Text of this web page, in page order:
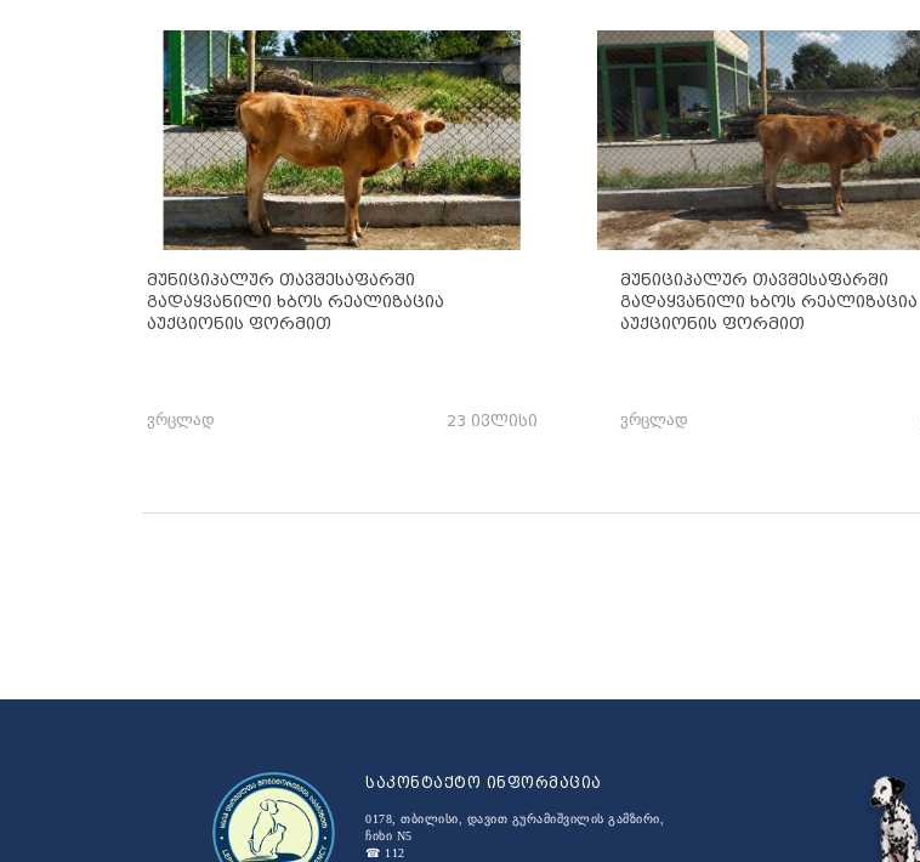
მუნიციპალურ თავშესაფარში
გადაყვანილი ხბოს რეალიზაცია
აუქციონის ფორმით
23 ივლისი
ვრცლად
მუნიციპალურ თავშესაფარში
გადაყვანილი ხბოს რეალიზაცია
აუქციონის ფორმით
ვრცლად
საკონტაქტო ინფორმაცია
0178, თბილისი, დავით გურამიშვილის გამზირი,
ჩიხი N5
☎ 112